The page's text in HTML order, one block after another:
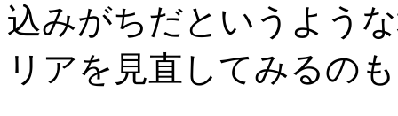
込みがちだというよう
リアを見直してみるの